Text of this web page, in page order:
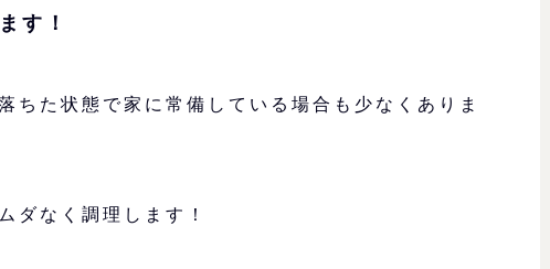
す！
ちた状態で家に常備している場合も少なくありま
ダなく調理します！